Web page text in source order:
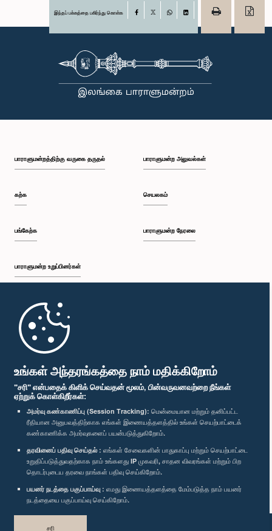
உங்கள் அந்தரங்கத்தை நாம் மதிக்கிறோம்
"சரி" என்பதைக் கிளிக் செய்வதன் மூலம், பின்வருவனவற்றை நீங்கள்
ஏற்றுக் கொள்கிறீர்கள்:
அமர்வு கண்காணிப்பு (Session Tracking): மென்மையான மற்றும் தனிப்பட்ட
ரீதியான அனுபவத்திற்காக எங்கள் இணையத்தளத்தில் உங்கள் செயற்பாட்டைக்
கண்காணிக்க அமர்வுகளைப் பயன்படுத்துகிறோம்.
தரவினைப் பதிவு செய்தல் : எங்கள் சேவைகளின் பாதுகாப்பு மற்றும் செயற்பாட்டை
உறுதிப்படுத்துவதற்காக நாம் உங்களது IP முகவரி, சாதன விவரங்கள் மற்றும் பிற
தொடர்புடைய தரவை நாங்கள் பதிவு செய்கிறோம்.
பயனர் நடத்தை பகுப்பாய்வு : எமது இணையத்தளத்தை மேம்படுத்த நாம் பயனர்
நடத்தையை பகுப்பாய்வு செய்கிறோம்.
சரி
இந்தப் பக்கத்தை பகிர்ந்து கொள்க Facebook
பாராளுமன்றத்திற்கு வருகை தருதல்
கற்க
பங்கேற்க
பாராளுமன்ற உறுப்பினர்கள்
முதற்பக்கம்
பாராளுமன்ற அலுவல்கள்
செயலகம்
பாராளுமன்ற நேரலை
பாராளுமன்ற கையடக்க செயலி
எம்மை பின்தொடர்க :
விருதுகள்
தனியுரிமைக் கொள்கை